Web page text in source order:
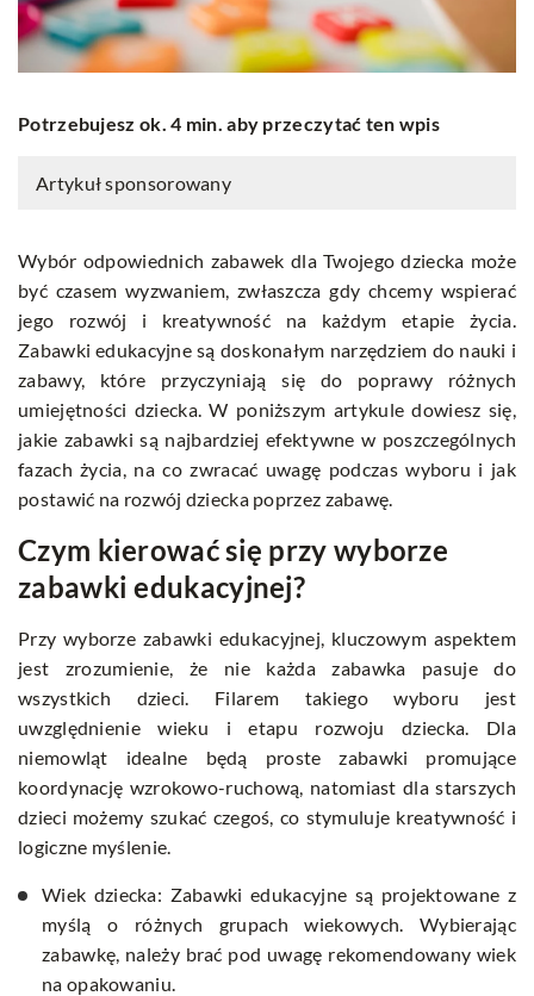
Potrzebujesz ok. 4 min. aby przeczytać ten wpis
Artykuł sponsorowany
Wybór odpowiednich zabawek dla Twojego dziecka może
być czasem wyzwaniem, zwłaszcza gdy chcemy wspierać
jego rozwój i kreatywność na każdym etapie życia.
Zabawki edukacyjne są doskonałym narzędziem do nauki i
zabawy, które przyczyniają się do poprawy różnych
umiejętności dziecka. W poniższym artykule dowiesz się,
jakie zabawki są najbardziej efektywne w poszczególnych
fazach życia, na co zwracać uwagę podczas wyboru i jak
postawić na rozwój dziecka poprzez zabawę.
Czym kierować się przy wyborze
zabawki edukacyjnej?
Przy wyborze zabawki edukacyjnej, kluczowym aspektem
jest zrozumienie, że nie każda zabawka pasuje do
wszystkich dzieci. Filarem takiego wyboru jest
uwzględnienie wieku i etapu rozwoju dziecka. Dla
niemowląt idealne będą proste zabawki promujące
koordynację wzrokowo-ruchową, natomiast dla starszych
dzieci możemy szukać czegoś, co stymuluje kreatywność i
logiczne myślenie.
Wiek dziecka: Zabawki edukacyjne są projektowane z
myślą o różnych grupach wiekowych. Wybierając
zabawkę, należy brać pod uwagę rekomendowany wiek
na opakowaniu.